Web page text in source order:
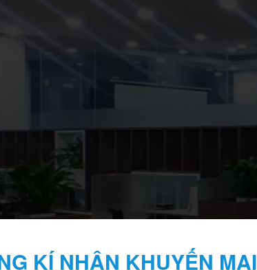
KÍ NHẬN KHUYẾN MẠI